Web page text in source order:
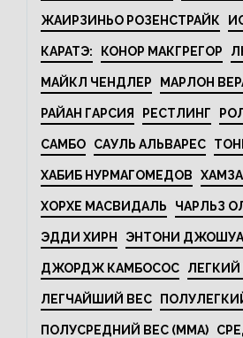
ЖАИРЗИНЬО РОЗЕНСТРАЙК
КАРАТЭ: КОНОР МАКГРЕГОР
МАЙКЛ ЧЕНДЛЕР МАРЛОН
РАЙАН ГАРСИЯ РЕСТЛИНГ
САМБО САУЛЬ АЛЬВАРЕС
ХАБИБ НУРМАГОМЕДОВ
ХОРХЕ МАСВИДАЛЬ ЧАРЛЬЗ
ЭДДИ ХИРН ЭНТОНИ ДЖОШУА
ДЖОРДЖ КАМБОСОС ЛЕГКИЙ
ЛЕГЧАЙШИЙ ВЕС
ПОЛУСРЕДНИЙ ВЕС (MMA)